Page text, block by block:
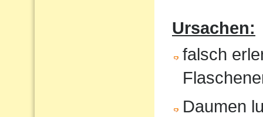
Ursachen:
falsch
Daumen